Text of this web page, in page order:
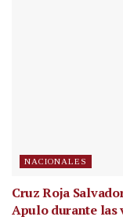
NACIONALES
Cruz Roja
Apulo durante las